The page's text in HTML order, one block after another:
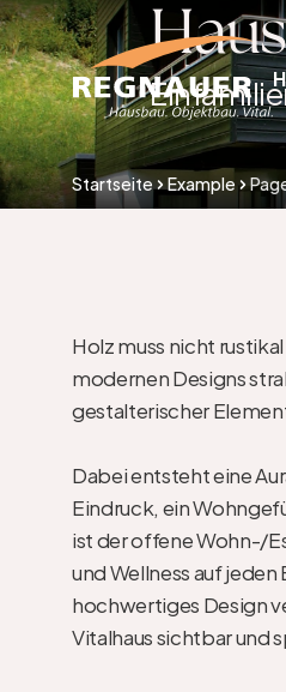
Startseite Example
Holz muss nicht
modernen Designs
gestalterischer
Dabei entsteht eine
Eindruck, ein
ist der offene Wohn-/
und Wellness auf
hochwertiges Design
Vitalhaus sichtbar und